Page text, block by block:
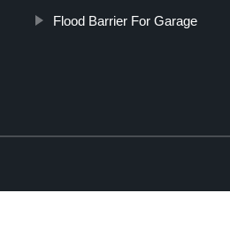
Flood Barrier For Garage